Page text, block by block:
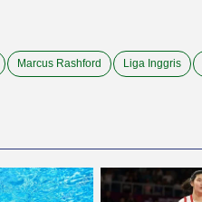
Marcus Rashford Liga Inggris